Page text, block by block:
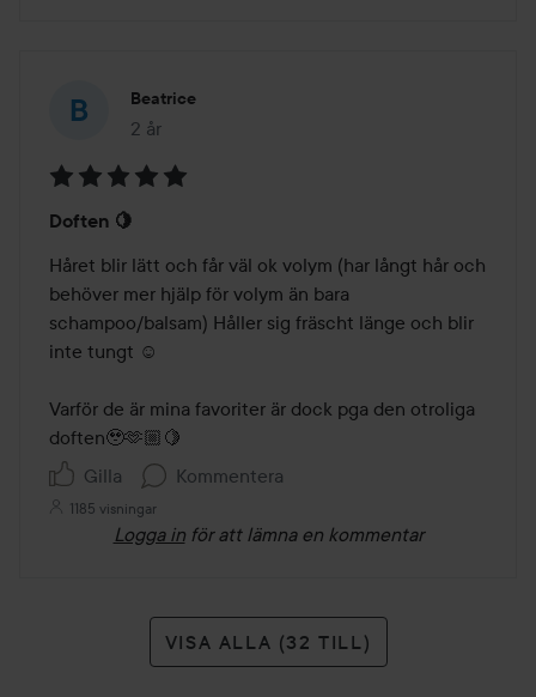
Beatrice
2 år
Inlägget skapades 2 år
5
av
5
Doften 🍋
Håret blir lätt och får väl ok volym (har långt hår och
behöver mer hjälp för volym än bara
schampoo/balsam) Håller sig fräscht länge och blir
inte tungt ☺️
Varför de är mina favoriter är dock pga den otroliga
doften🥹🫶🏼🍋
Gilla
Kommentera
1185 visningar
Logga in för att lämna en kommentar
VISA ALLA (32 TILL)